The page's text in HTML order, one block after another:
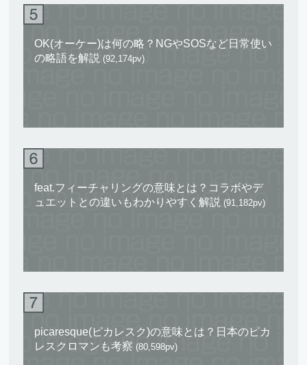
OK(オーケー)は何の略？NGやSOSなど日常使い
の略語を解説 (92,174pv)
feat.フィーチャリングの意味とは？コラボやデ
ュエットとの違いもわかりやすく解説 (91,182pv)
picaresque(ピカレスク)の意味とは？日本のピカ
レスクロマンも考察 (80,598pv)